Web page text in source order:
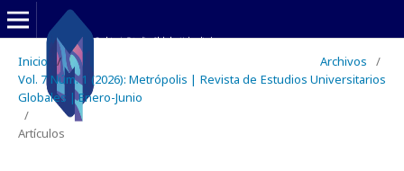
Inicio / Archivos
/
Vol. 7 Núm. 1 (2026): Metrópolis | Revista de Estudios Universitarios
Globales | Enero-Junio
/
Artículos